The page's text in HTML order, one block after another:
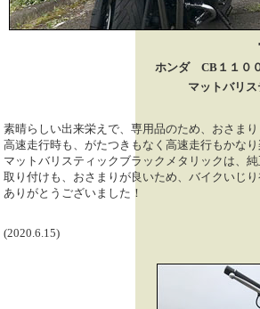
ホンダ CB１１０
マットバリ
素晴らしい出来栄えで、専用品のため、おさま
高速走行時も、がたつきもなく高速走行もかな
マットバリスティックブラックメタリックは、
取り付けも、おさまりが良いため、バイクいじ
ありがとうございました！
(2020.6.15)